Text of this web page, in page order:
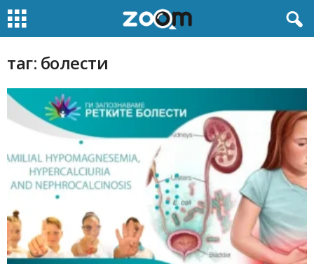
таг: болести